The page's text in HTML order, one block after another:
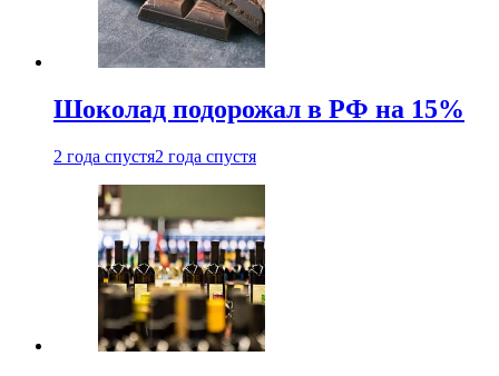
Шоколад подорожал в РФ на 15%
2 года спустя2 года спустя